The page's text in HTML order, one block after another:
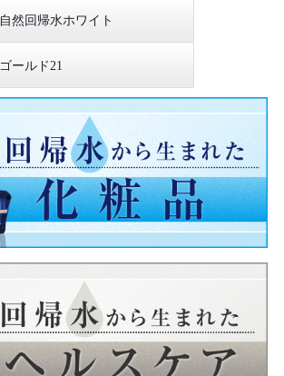
自然回帰水ホワイト
ゴールド21